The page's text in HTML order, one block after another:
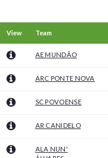
View Team
AE MUNDÃO
ARC PONTE NOVA
SC POVOENSE
AR CANIDELO
ALA NUN'